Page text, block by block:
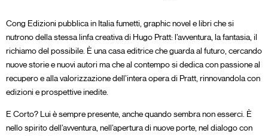
Cong Edizioni pubblica in Italia fumetti, graphic novel e libri che si
nutrono della stessa linfa creativa di Hugo Pratt: l’avventura, la fantasia, il
richiamo del possibile. È una casa editrice che guarda al futuro, cercando
nuove storie e nuovi autori ma che al contempo si dedica con passione al
recupero e alla valorizzazione dell’intera opera di Pratt, rinnovandola con
edizioni e prospettive inedite.
E Corto? Lui è sempre presente, anche quando sembra non esserci. È
nello spirito dell’avventura, nell’apertura di nuove porte, nel dialogo con